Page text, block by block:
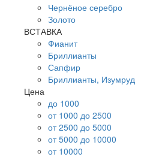
Чернёное серебро
Золото
ВСТАВКА
Фианит
Бриллианты
Сапфир
Бриллианты, Изумруд
Цена
до 1000
от 1000 до 2500
от 2500 до 5000
от 5000 до 10000
от 10000